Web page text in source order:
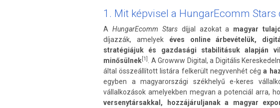
1. Mit képvisel a HungarEcomm Stars
A HungarEcomm Stars díjjal azokat a magyar
díjazzák, amelyek éves online árbevételük,
stratégiájuk és gazdasági stabilitásuk alapján
minősülnek[1]
. A Growww Digital, a Digitális
által összeállított listára felkerült negyvenhét cég a
egyben a magyarországi székhelyű e-keres
vállalkozások amelyekben megvan a potenciál arra,
versenytársakkal, hozzájáruljanak a magyar